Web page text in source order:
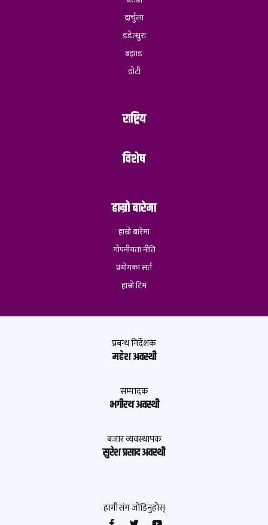
दार्चुला
डडेल्धुरा
बझाङ
डोटी
राष्ट्रिय
विशेष
हाम्रो बारेमा
हाम्रो बारेमा
गोपनीयता नीति
प्रयोगका सर्त
हाम्रो टिम
प्रबन्ध निर्देशक
महेश अवस्थी
सम्पादक
भगीरथ अवस्थी
बजार व्यवस्थापक
सुरेश प्रसाद अवस्थी
हामीसंग जोडिनुहोस्